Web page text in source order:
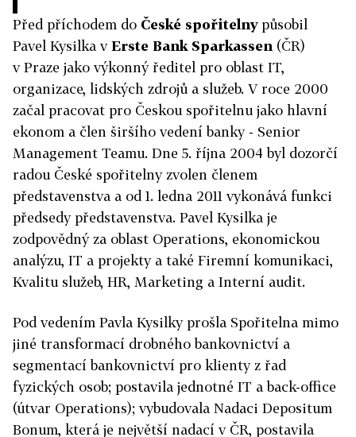
Před příchodem do České spořitelnypůsobil
Pavel Kysilka vErste Bank Sparkassen (ČR)
v Praze jako výkonný ředitel pro oblast IT,
organizace, lidských zdrojů a služeb. V roce 2000
začal pracovat pro Českou spořitelnu jako hlavní
ekonom a člen širšího vedení banky - Senior
Management Teamu. Dne 5. října 2004 byl dozorčí
radou České spořitelny zvolen členem
představenstva a od 1. ledna 2011 vykonává funkci
předsedy představenstva. Pavel Kysilka je
zodpovědný za oblast Operations, ekonomickou
analýzu, IT a projekty a také Firemní komunikaci,
Kvalitu služeb, HR, Marketing a Interní audit.
Pod vedením Pavla Kysilky prošla Spořitelna mimo
jiné transformací drobného bankovnictví a
segmentací bankovnictví pro klienty z řad
fyzických osob; postavila jednotné IT a back-office
(útvar Operations); vybudovala Nadaci Depositum
Bonum, která je největší nadací v ČR, postavila